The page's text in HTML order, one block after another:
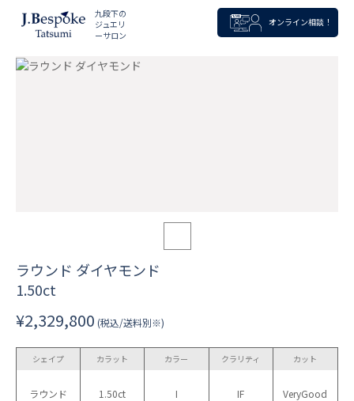
九段下の
ジュエリ
ーサロン
オンライン相談！
ラウンド ダイヤモンド
1.50ct
¥2,329,800 (税込/送料別※)
シェイプ
ラウンド
カラット
1.50ct
カラー
I
クラリティ
IF
カット
VeryGood